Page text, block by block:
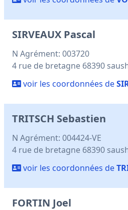
SIRVEAUX Pascal
N Agrément: 003720
4 rue de bretagne 68390
voir les coordonnées de
TRITSCH Sebastien
N Agrément: 004424-VE
4 rue de bretagne 68390
voir les coordonnées de
FORTIN Joel